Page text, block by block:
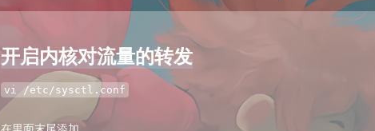
开启内核对流量的转发
vi /etc/sysctl.conf